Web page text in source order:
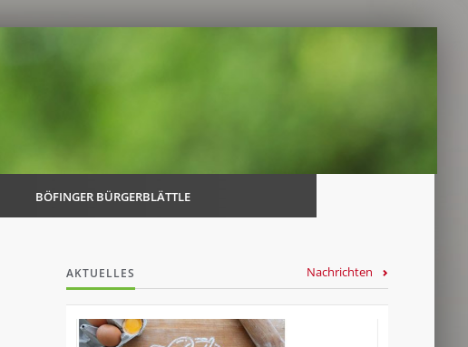
BÖFINGER BÜRGERBLÄTTLE
AKTUELLES Nachrichten